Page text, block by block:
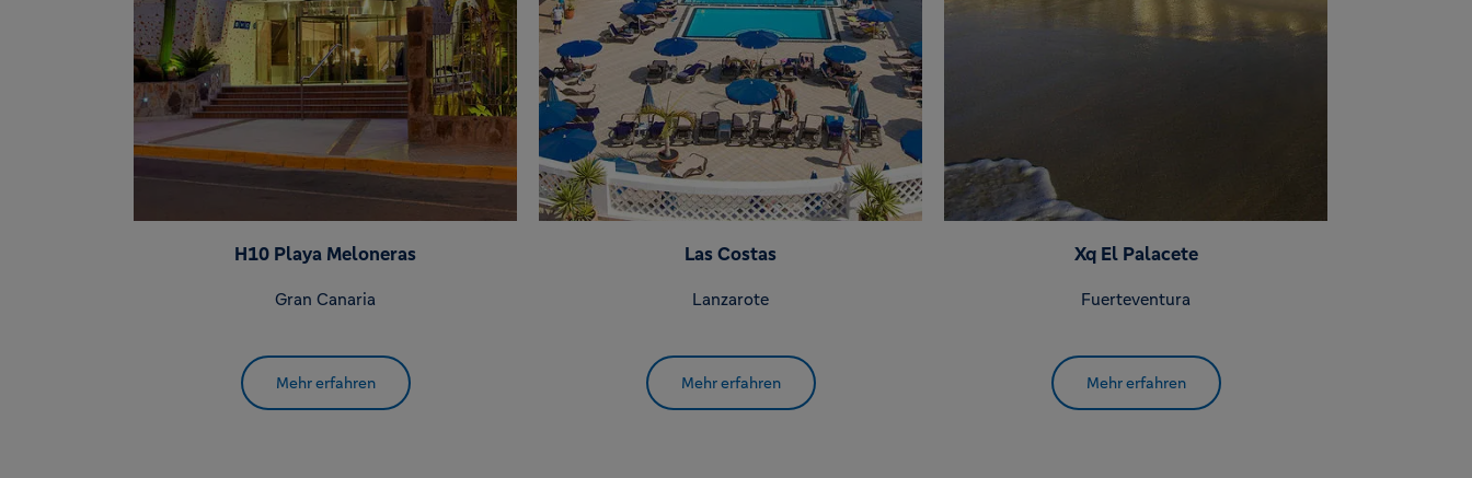
H10 Playa Meloneras
Gran Canaria
Mehr erfahren
Las Costas
Lanzarote
Mehr erfahren
Xq El Palacete
Fuerteventura
Mehr erfahren